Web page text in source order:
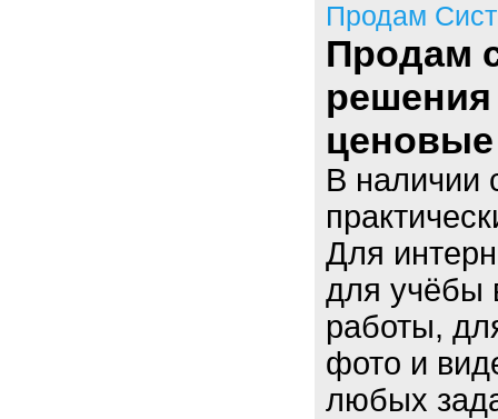
Продам
Продам
ценовые
В наличии
Для
для учёбы
работы,
фото и
любых